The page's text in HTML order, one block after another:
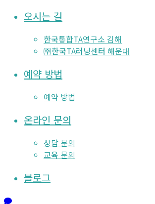
오시는 길
한국통합TA연구소 김해
㈜한국TA러닝센터 해운대
예약 방법
예약 방법
온라인 문의
상담 문의
교육 문의
블로그